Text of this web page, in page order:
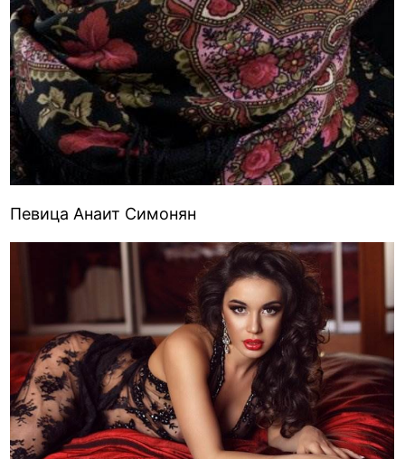
Певица Анаит Симонян